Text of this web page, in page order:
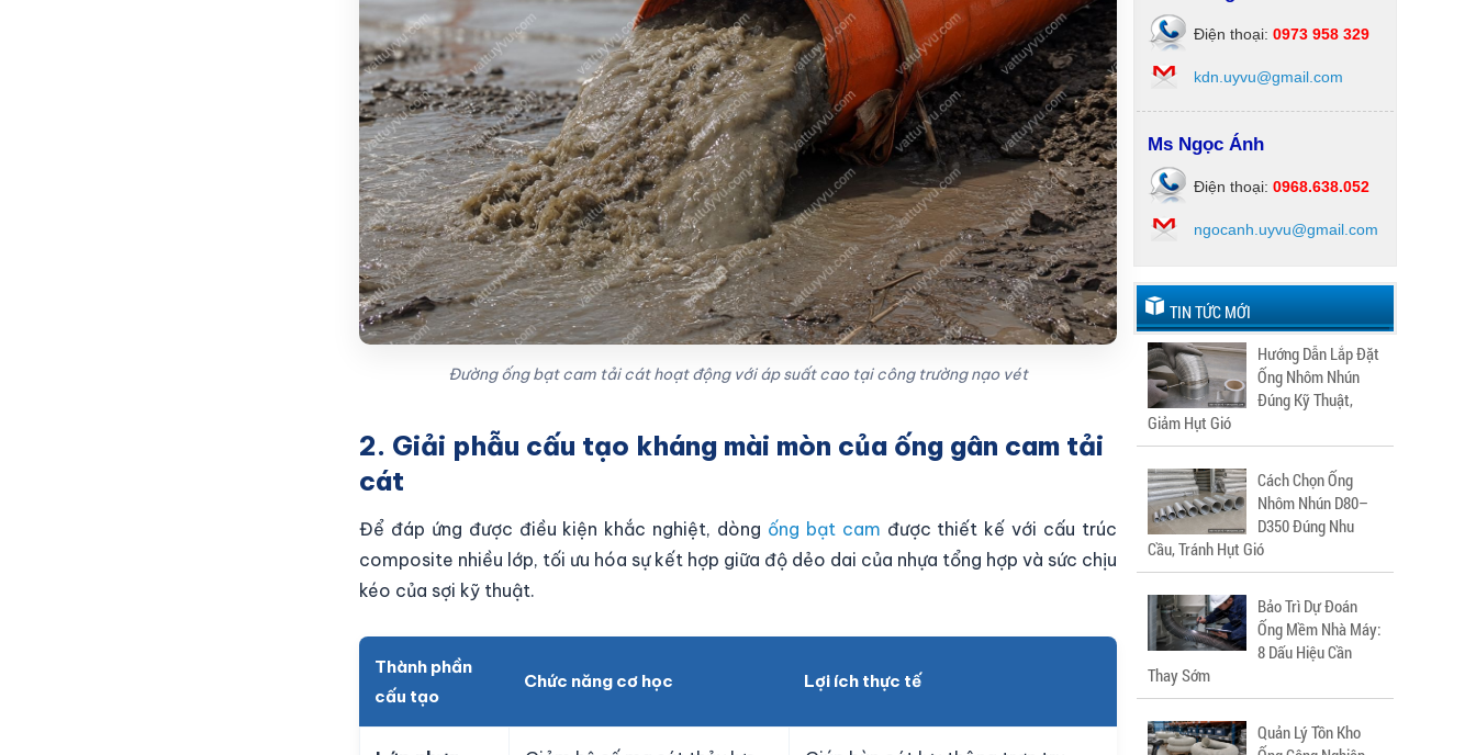
Đường ống bạt cam tải cát hoạt động với áp suất cao tại công trường nạo vét
2. Giải phẫu cấu tạo kháng mài mòn của ống gân cam tải
cát
Để đáp ứng được điều kiện khắc nghiệt, dòng ống bạt cam được thiết kế với cấu trúc
composite nhiều lớp, tối ưu hóa sự kết hợp giữa độ dẻo dai của nhựa tổng hợp và sức chịu
kéo của sợi kỹ thuật.
Thành phần
cấu tạo
Chức năng cơ học Lợi ích thực tế
Điện thoại: 0973 958 329
kdn.uyvu@gmail.com
Ms Ngọc Ánh
Điện thoại: 0968.638.052
ngocanh.uyvu@gmail.com
TIN TỨC MỚI
Hướng Dẫn Lắp Đặt
Ống Nhôm Nhún
Đúng Kỹ Thuật,
Giảm Hụt Gió
Cách Chọn Ống
Nhôm Nhún D80–
D350 Đúng Nhu
Cầu, Tránh Hụt Gió
Bảo Trì Dự Đoán
Ống Mềm Nhà Máy:
8 Dấu Hiệu Cần
Thay Sớm
Quản Lý Tồn Kho